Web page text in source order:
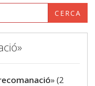
CERCA
» (2